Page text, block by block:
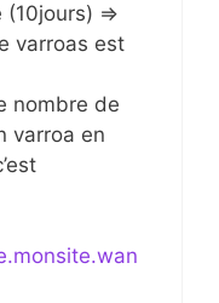
=>
varroas est
nombre de
varroa en